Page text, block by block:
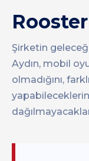
Şirketin
Aydın, mobil
olmadığını,